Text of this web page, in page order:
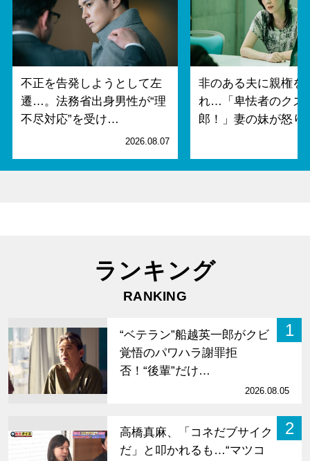
不正を告発しようとして左
遷…。法務省出身男性が“理
不尽対応”を受け…
2026.08.07
非のある夫に親権を
れ…「卑怯者のクズ
郎！」妻の妹が怒
ランキング
RANKING
1
“ベテラン”船越英一郎がクビ
覚悟のパワハラ謝罪拒
否！“後輩”だけ…
2026.08.05
2
高橋真麻、「コネだブサイク
だ」と叩かれるも…“マツコ